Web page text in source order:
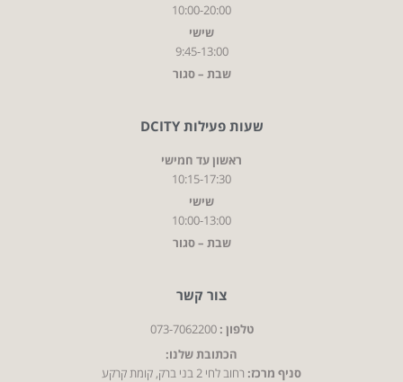
10:00-20:00
שישי
9:45-13:00
שבת – סגור
שעות פעילות DCITY
ראשון עד חמישי
10:15-17:30
שישי
10:00-13:00
שבת – סגור
צור קשר
טלפון : 073-7062200
הכתובת שלנו:
סניף מרכז:רחוב לחי 2 בני ברק, קומת קרקע